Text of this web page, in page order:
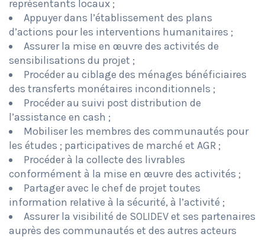
représentants locaux ;
Appuyer dans l’établissement des plans
d’actions pour les interventions humanitaires ;
Assurer la mise en œuvre des activités de
sensibilisations du projet ;
Procéder au ciblage des ménages bénéficiaires
des transferts monétaires inconditionnels ;
Procéder au suivi post distribution de
l’assistance en cash ;
Mobiliser les membres des communautés pour
les études ; participatives de marché et AGR ;
Procéder à la collecte des livrables
conformément à la mise en œuvre des activités ;
Partager avec le chef de projet toutes
information relative à la sécurité, à l’activité ;
Assurer la visibilité de SOLIDEV et ses partenaires
auprès des communautés et des autres acteurs